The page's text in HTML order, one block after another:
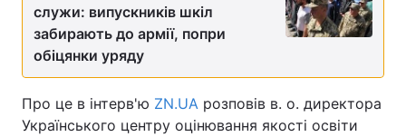
служи: випускників шкіл
забирають до армії, попри
обіцянки уряду
Про це в інтерв'ю ZN.UA розповів в. о. директора
Українського центру оцінювання якості освіти